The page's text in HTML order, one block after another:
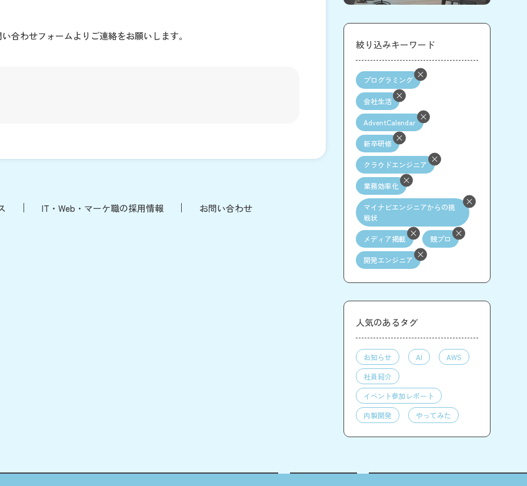
合わせフォームよりご連絡をお願いします。
IT・Web・マーケ職の採用情報 お問い合わせ
絞り込みキーワード
プログラミング
会社生活
AdventCalendar
新卒研修
クラウドエンジニア
業務効率化
マイナビエンジニアからの挑
戦状
メディア掲載 競プロ
開発エンジニア
人気のあるタグ
お知らせ AI
AWS
社員紹介
イベント参加レポート
内製開発
やってみた